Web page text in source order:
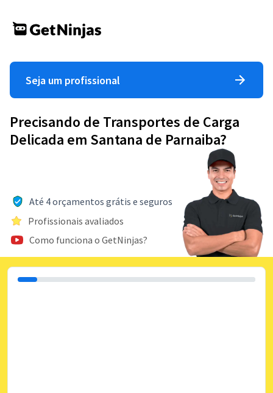
Seja um profissional
Precisando de Transportes de Carga
Delicada em Santana de Parnaiba?
Até 4 orçamentos grátis e seguros
Profissionais avaliados
Como funciona o GetNinjas?